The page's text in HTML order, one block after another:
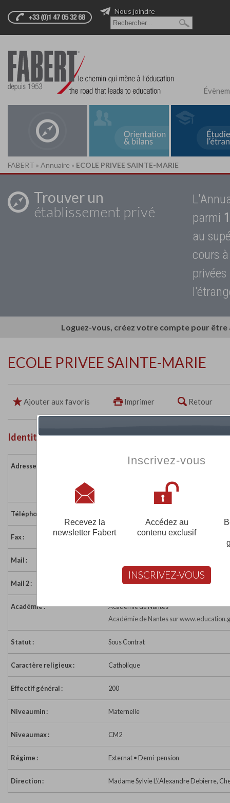
Nous joindre
FABERT » Annuaire » ECOLE PRIVEE SAINTE-MARIE
Trouver un
établissement privé
parmi
au
cours
Loguez-vous, créez votre compte pour
ECOLE PRIVEE SAINTE-MARIE
Ajouter aux favoris Imprimer Retour
Identité de l'établissement
Adresse :
9 avenue Bascher
Téléphone :
Fax : 02 40 74 02 38
Mail :
Mail 2 : ec.nantes.ext-ste-
Académie :
Académie de Nantes
Académie de Nantes sur
Statut : Sous Contrat
Caractère religieux : Catholique
Effectif général : 200
Niveau min : Maternelle
Niveau max : CM2
Régime : Externat • Demi-pension
Direction : Madame Sylvie L\'Alexandre Debierre,
Inscrivez-vous
Recevez la
newsletter Fabert
Accédez au
contenu exclusif
INSCRIVEZ-VOUS